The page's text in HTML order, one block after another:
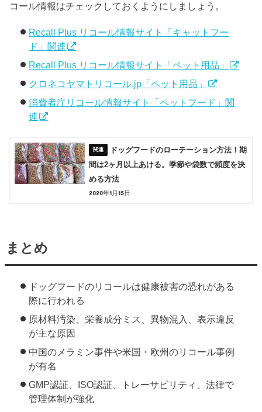
コール情報はチェックしておくようにしましょう。
Recall Plus リコール情報サイト「キャットフー
ド」関連
Recall Plus リコール情報サイト「ペット用品」
クロネコヤマトリコール.jp「ペット用品」
消費者庁リコール情報サイト「ペットフード」関
連
ドッグフードのローテーション方法！期
間は2ヶ月以上あける。季節や袋数で頻度を決
める方法
2020年1月15日
まとめ
ドッグフードのリコールは健康被害の恐れがある
際に行われる
原材料汚染、栄養成分ミス、異物混入、表示違反
が主な原因
中国のメラミン事件や米国・欧州のリコール事例
が有名
GMP認証、ISO認証、トレーサビリティ、法律で
管理体制が強化